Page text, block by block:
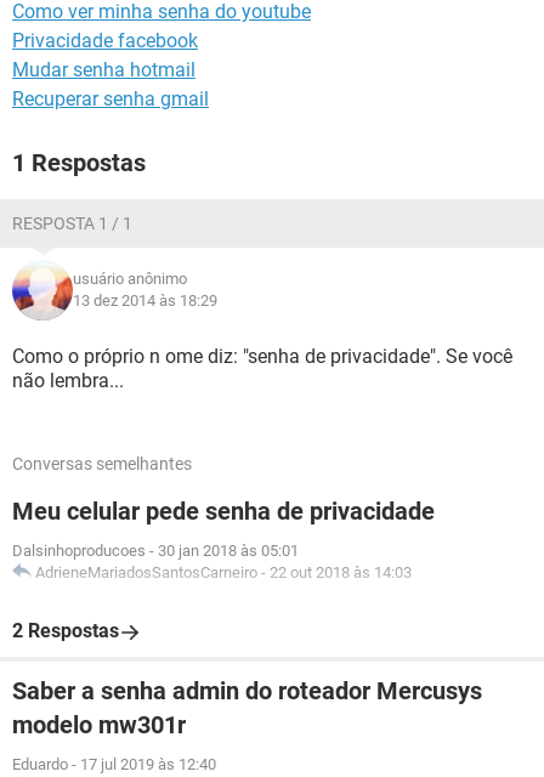
Como ver minha senha do youtube
Privacidade facebook
Mudar senha hotmail
Recuperar senha gmail
1 Respostas
RESPOSTA 1 / 1
usuário anônimo
13 dez 2014 às 18:29
Como o próprio n ome diz: "senha de privacidade". Se você
não lembra...
Conversas semelhantes
Meu celular pede senha de privacidade
Dalsinhoproducoes - 30 jan 2018 às 05:01
AdrieneMariadosSantosCarneiro - 22 out 2018 às 14:03
2 Respostas
Saber a senha admin do roteador Mercusys
modelo mw301r
Eduardo - 17 jul 2019 às 12:40